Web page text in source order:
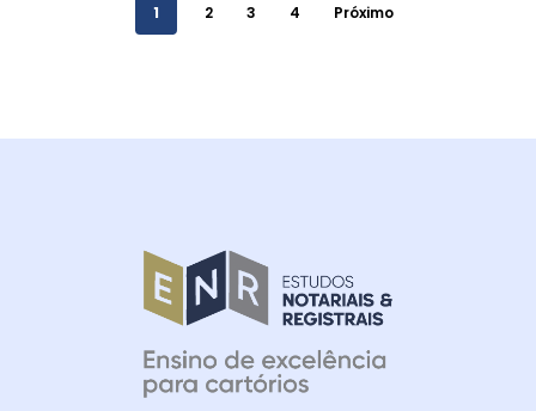
1 2 3 4 Próximo